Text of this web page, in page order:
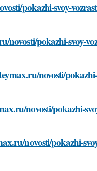
pokazhi-svoy-
novosti/pokazhi-svoy-
novosti/
novosti/pokazhi-
novosti/pokazhi-